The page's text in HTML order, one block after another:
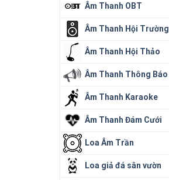
Âm Thanh OBT
Âm Thanh Hội Trường
Âm Thanh Hội Thảo
Âm Thanh Thông Báo
Âm Thanh Karaoke
Âm Thanh Đám Cưới
Loa Âm Trần
Loa giả đá sân vườn